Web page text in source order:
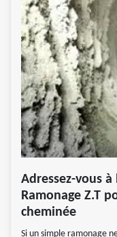
Adressez-vous
Ramonage Z.T
cheminée
Si un simple ramonage